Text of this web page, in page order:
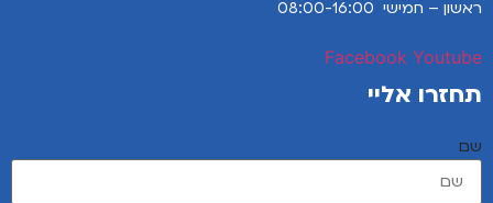
ראשון – חמישי 08:00-16:00
Facebook Youtube
תחזרו אליי
שם